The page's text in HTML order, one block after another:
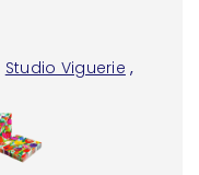
Studio Viguerie ,